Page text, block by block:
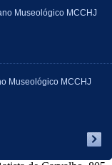
Museológico MCCHJ
Museológico MCCHJ